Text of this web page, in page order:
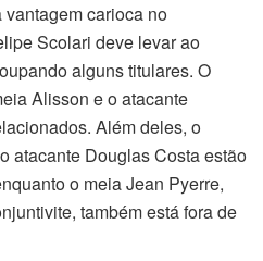
carioca no
Scolari deve levar ao
alguns titulares. O
Alisson e o atacante
Além deles, o
atacante Douglas Costa estão
o meia Jean Pyerre,
também está fora de